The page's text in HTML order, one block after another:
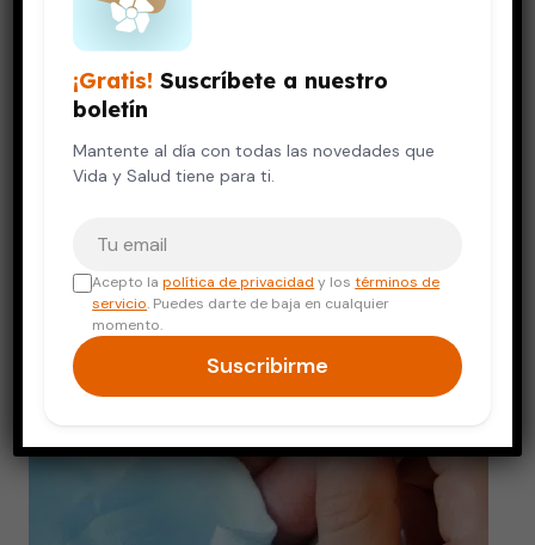
EMBARAZO Y BEBÉS
El bebé prematuro o que nace
antes de tiempo
14 de septiembre, 2010 4 min de lectura
¡Gratis! Suscríbete a nuestro
boletín
Mantente al día con todas las novedades que
Vida y Salud tiene para ti.
Acepto lapolítica de privacidad y lostérminos de
servicio. Puedes darte de baja en cualquier
momento.
Suscribirme